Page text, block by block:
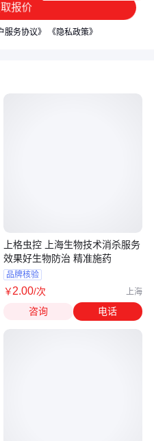
报价
服务协议》 《隐私政策》
上格虫控 上海生物技术消杀服务
效果好生物防治 精准施药
品牌核验
￥2.00/次 上海
咨询 电话